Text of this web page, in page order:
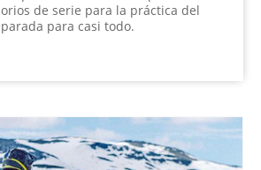
de serie para la práctica del
para casi todo.